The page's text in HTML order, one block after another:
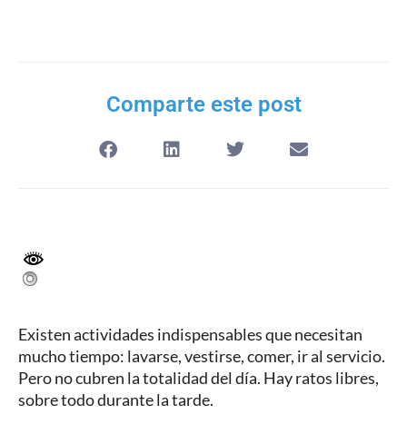
Comparte este post
Existen actividades indispensables que necesitan
mucho tiempo: lavarse, vestirse, comer, ir al servicio.
Pero no cubren la totalidad del día. Hay ratos libres,
sobre todo durante la tarde.